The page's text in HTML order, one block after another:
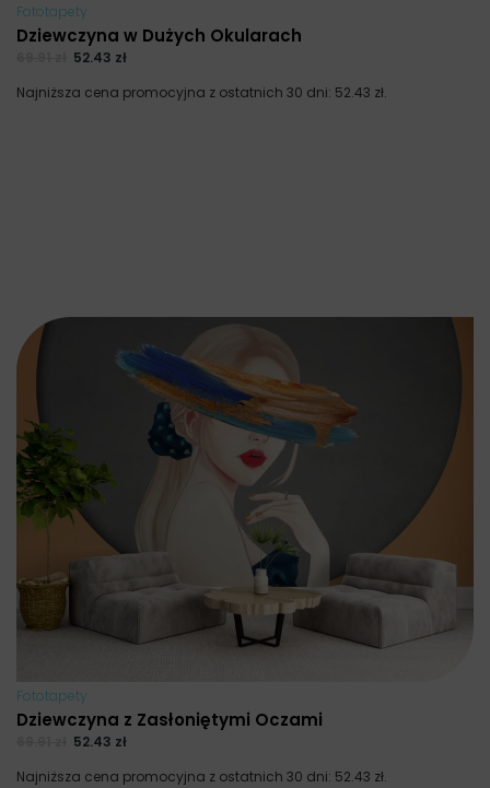
Fototapety
Dziewczyna w Dużych Okularach
52.43 zł
Najniższa cena promocyjna z ostatnich 30 dni: 52.43 zł.
Fototapety
Dziewczyna z Zasłoniętymi Oczami
52.43 zł
Najniższa cena promocyjna z ostatnich 30 dni: 52.43 zł.